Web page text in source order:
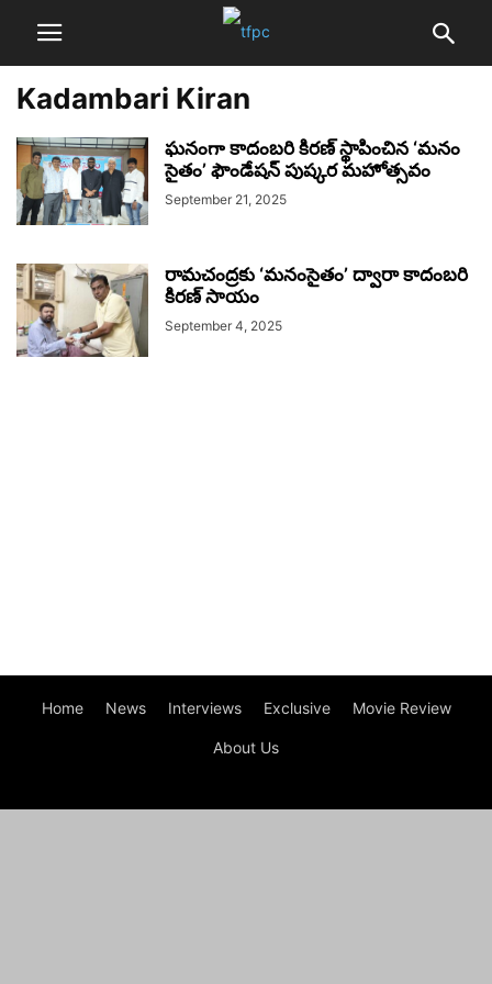
Kadambari Kiran
ఘనంగా కాదంబరి కిరణ్ స్థాపించిన‌ ‘మనం
సైతం’ ఫౌండేషన్ పుష్కర మహోత్సవం
September 21, 2025
రామచంద్రకు ‘మ‌నంసైతం’ ద్వారా కాదంబరి
కిరణ్ సాయం
September 4, 2025
Home News Interviews Exclusive Movie Review
About Us